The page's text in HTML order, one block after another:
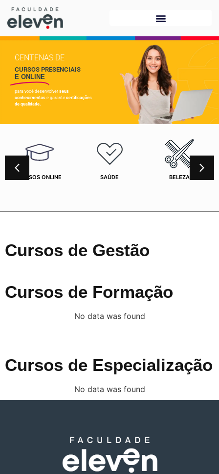
CENTENAS DE
CURSOS PRESENCIAIS
E ONLINE
para você desenvolver seus
conhecimentos e garantir certificações
de qualidade.
CURSOS ONLINE SAÚDE BELEZA
Cursos de Gestão
Cursos de Formação
No data was found
Cursos de Especialização
No data was found